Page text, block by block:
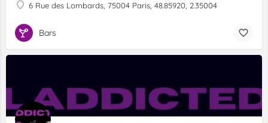
6 Rue des Lombards, 75004 Paris, 48.85920, 2.35004
Bars